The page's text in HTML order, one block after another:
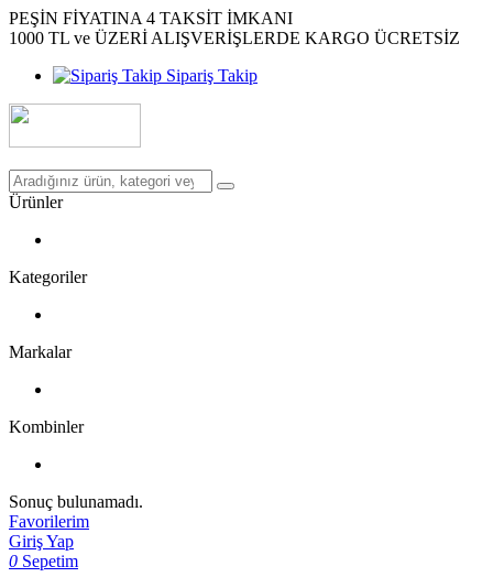
PEŞİN FİYATINA 4 TAKSİT İMKANI
1000 TL ve ÜZERİ ALIŞVERİŞLERDE KARGO ÜCRETSİZ
Sipariş Takip
Ürünler
Kategoriler
Markalar
Kombinler
Sonuç bulunamadı.
Favorilerim
Giriş Yap
0 Sepetim